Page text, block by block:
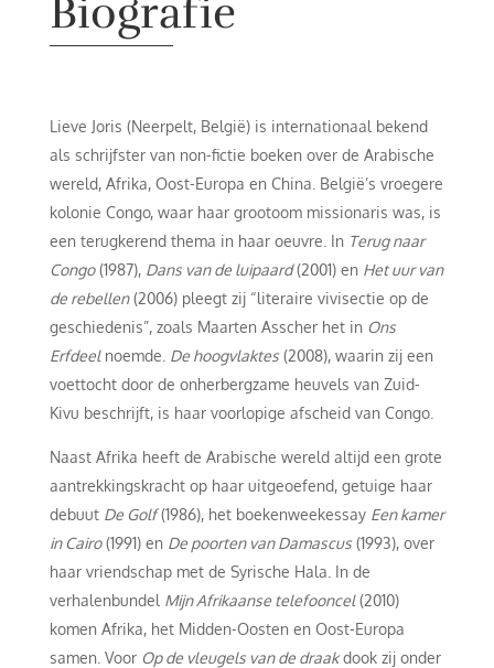
Biografie
Lieve Joris (Neerpelt, België) is internationaal bekend
als schrijfster van non-fictie boeken over de Arabische
wereld, Afrika, Oost-Europa en China. België’s vroegere
kolonie Congo, waar haar grootoom missionaris was, is
een terugkerend thema in haar oeuvre. In Terug naar
Congo(1987), Dans van de luipaard(2001) en Het uur van
de rebellen(2006) pleegt zij “literaire vivisectie op de
geschiedenis”, zoals Maarten Asscher het in Ons
Erfdeelnoemde. De hoogvlaktes(2008), waarin zij een
voettocht door de onherbergzame heuvels van Zuid-
Kivu beschrijft, is haar voorlopige afscheid van Congo.
Naast Afrika heeft de Arabische wereld altijd een grote
aantrekkingskracht op haar uitgeoefend, getuige haar
debuut De Golf(1986), het boekenweekessay Een kamer
in Cairo(1991) en De poorten van Damascus(1993), over
haar vriendschap met de Syrische Hala. In de
verhalenbundel Mijn Afrikaanse telefooncel(2010)
komen Afrika, het Midden-Oosten en Oost-Europa
samen. Voor Op de vleugels van de draakdook zij onder